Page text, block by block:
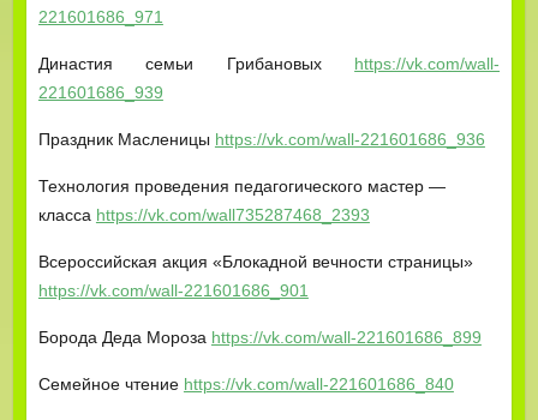
221601686_971
Династия семьи Грибановых https://vk.com/wall-
221601686_939
Праздник Масленицы https://vk.com/wall-221601686_936
Технология проведения педагогического мастер —
класса https://vk.com/wall735287468_2393
Всероссийская акция «Блокадной вечности страницы»
https://vk.com/wall-221601686_901
Борода Деда Мороза https://vk.com/wall-221601686_899
Семейное чтение https://vk.com/wall-221601686_840